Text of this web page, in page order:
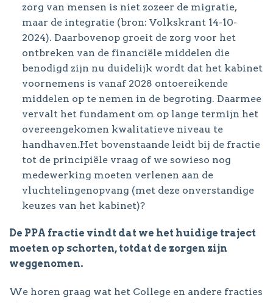
zorg van mensen is niet zozeer de migratie,
maar de integratie (bron: Volkskrant 14-10-
2024). Daarbovenop groeit de zorg voor het
ontbreken van de financiële middelen die
benodigd zijn nu duidelijk wordt dat het kabinet
voornemens is vanaf 2028 ontoereikende
middelen op te nemen in de begroting. Daarmee
vervalt het fundament om op lange termijn het
overeengekomen kwalitatieve niveau te
handhaven.Het bovenstaande leidt bij de fractie
tot de principiële vraag of we sowieso nog
medewerking moeten verlenen aan de
vluchtelingenopvang (met deze onverstandige
keuzes van het kabinet)?
De PPA fractie vindt dat we het huidige traject
moeten op schorten, totdat de zorgen zijn
weggenomen.
We horen graag wat het College en andere fracties